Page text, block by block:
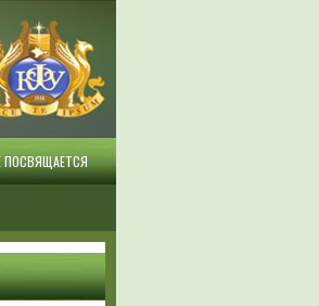
ПОСВЯЩАЕТСЯ